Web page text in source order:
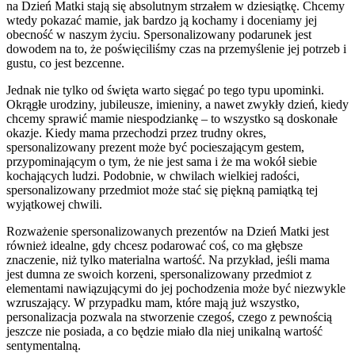
na Dzień Matki stają się absolutnym strzałem w dziesiątkę. Chcemy
wtedy pokazać mamie, jak bardzo ją kochamy i doceniamy jej
obecność w naszym życiu. Spersonalizowany podarunek jest
dowodem na to, że poświęciliśmy czas na przemyślenie jej potrzeb i
gustu, co jest bezcenne.
Jednak nie tylko od święta warto sięgać po tego typu upominki.
Okrągłe urodziny, jubileusze, imieniny, a nawet zwykły dzień, kiedy
chcemy sprawić mamie niespodziankę – to wszystko są doskonałe
okazje. Kiedy mama przechodzi przez trudny okres,
spersonalizowany prezent może być pocieszającym gestem,
przypominającym o tym, że nie jest sama i że ma wokół siebie
kochających ludzi. Podobnie, w chwilach wielkiej radości,
spersonalizowany przedmiot może stać się piękną pamiątką tej
wyjątkowej chwili.
Rozważenie spersonalizowanych prezentów na Dzień Matki jest
również idealne, gdy chcesz podarować coś, co ma głębsze
znaczenie, niż tylko materialna wartość. Na przykład, jeśli mama
jest dumna ze swoich korzeni, spersonalizowany przedmiot z
elementami nawiązującymi do jej pochodzenia może być niezwykle
wzruszający. W przypadku mam, które mają już wszystko,
personalizacja pozwala na stworzenie czegoś, czego z pewnością
jeszcze nie posiada, a co będzie miało dla niej unikalną wartość
sentymentalną.